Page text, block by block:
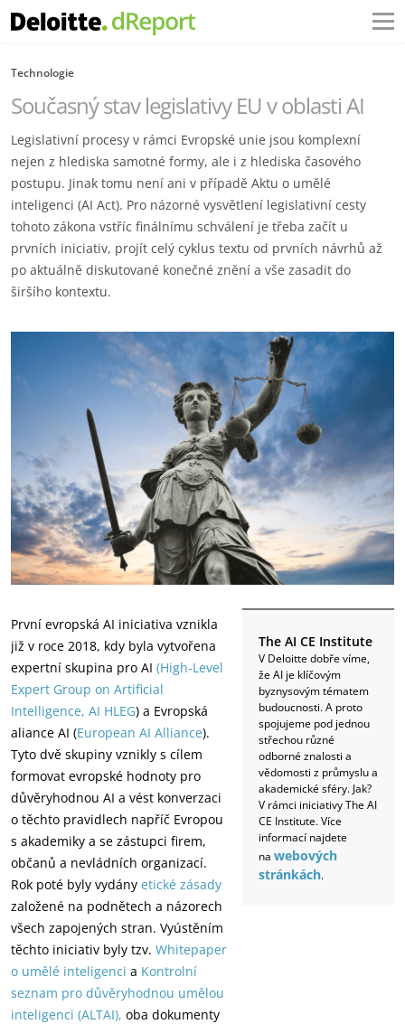
Technologie
Současný stav legislativy EU v oblasti AI
Legislativní procesy v rámci Evropské unie jsou komplexní
nejen z hlediska samotné formy, ale i z hlediska časového
postupu. Jinak tomu není ani v případě Aktu o umělé
inteligenci (AI Act). Pro názorné vysvětlení legislativní cesty
tohoto zákona vstříc finálnímu schválení je třeba začít u
prvních iniciativ, projít celý cyklus textu od prvních návrhů až
po aktuálně diskutované konečné znění a vše zasadit do
širšího kontextu.
The AI CE Institute
V Deloitte dobře víme,
že AI je klíčovým
byznysovým tématem
budoucnosti. A proto
spojujeme pod jednou
střechou různé
odborné znalosti a
vědomosti z průmyslu a
akademické sféry. Jak?
V rámci iniciativy The AI
CE Institute. Více
informací najdete
na webových
stránkách.
První evropská AI iniciativa vznikla
již v roce 2018, kdy byla vytvořena
expertní skupina pro AI (High-Level
Expert Group on Artificial
Intelligence, AI HLEG) a Evropská
aliance AI (European AI Alliance).
Tyto dvě skupiny vznikly s cílem
formovat evropské hodnoty pro
důvěryhodnou AI a vést konverzaci
o těchto pravidlech napříč Evropou
s akademiky a se zástupci firem,
občanů a nevládních organizací.
Rok poté byly vydány etické zásady
založené na podnětech a názorech
všech zapojených stran. Vyústěním
těchto iniciativ byly tzv. Whitepaper
o umělé inteligenci a Kontrolní
seznam pro důvěryhodnou umělou
inteligenci (ALTAI), oba dokumenty